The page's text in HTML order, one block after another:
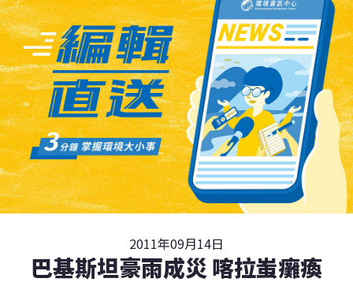
2011年09月14日
巴基斯坦豪雨成災 喀拉蚩癱瘓